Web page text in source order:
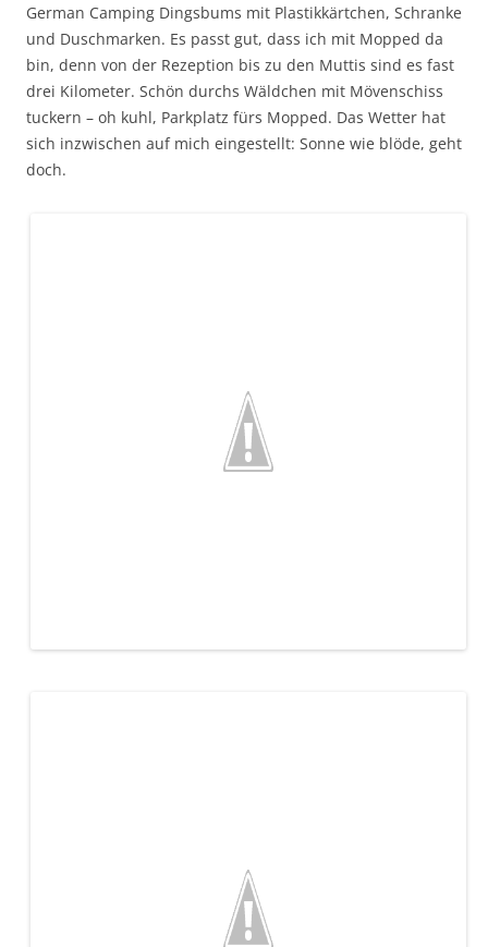
German Camping Dingsbums mit Plastikkärtchen, Schranke
und Duschmarken. Es passt gut, dass ich mit Mopped da
bin, denn von der Rezeption bis zu den Muttis sind es fast
drei Kilometer. Schön durchs Wäldchen mit Mövenschiss
tuckern – oh kuhl, Parkplatz fürs Mopped. Das Wetter hat
sich inzwischen auf mich eingestellt: Sonne wie blöde, geht
doch.